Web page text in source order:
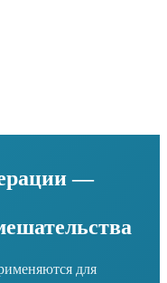
—
для